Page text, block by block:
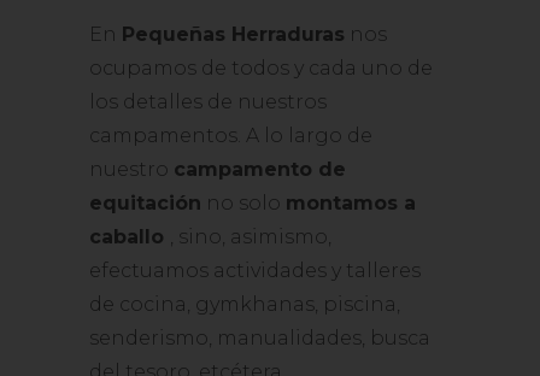
En Pequeñas Herraduras nos
ocupamos de todos y cada uno de
los detalles de nuestros
campamentos. A lo largo de
nuestro campamento de
equitación no solo montamos a
caballo , sino, asimismo,
efectuamos actividades y talleres
de cocina, gymkhanas, piscina,
senderismo, manualidades, busca